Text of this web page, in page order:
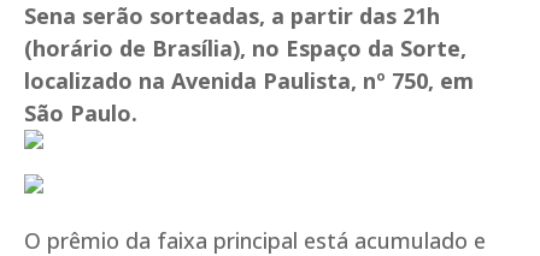
Sena serão sorteadas, a partir das 21h
(horário de Brasília), no Espaço da Sorte,
localizado na Avenida Paulista, nº 750, em
São Paulo.
O prêmio da faixa principal está acumulado e